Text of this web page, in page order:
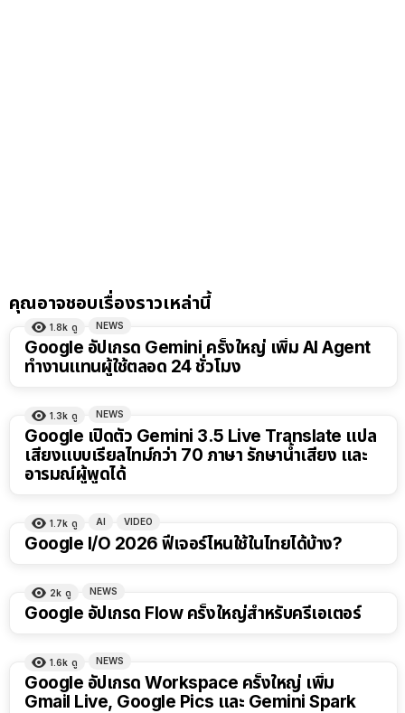
คุณอาจชอบเรื่องราวเหล่านี้
1.8k ดู NEWS
Google อัปเกรด Gemini ครั้งใหญ่ เพิ่ม AI Agent
ทำงานแทนผู้ใช้ตลอด 24 ชั่วโมง
1.3k ดู NEWS
Google เปิดตัว Gemini 3.5 Live Translate แปล
เสียงแบบเรียลไทม์กว่า 70 ภาษา รักษาน้ำเสียง และ
อารมณ์ผู้พูดได้
1.7k ดู AI VIDEO
Google I/O 2026 ฟีเจอร์ไหนใช้ในไทยได้บ้าง?
2k ดู NEWS
Google อัปเกรด Flow ครั้งใหญ่สำหรับครีเอเตอร์
1.6k ดู NEWS
Google อัปเกรด Workspace ครั้งใหญ่ เพิ่ม
Gmail Live, Google Pics และ Gemini Spark